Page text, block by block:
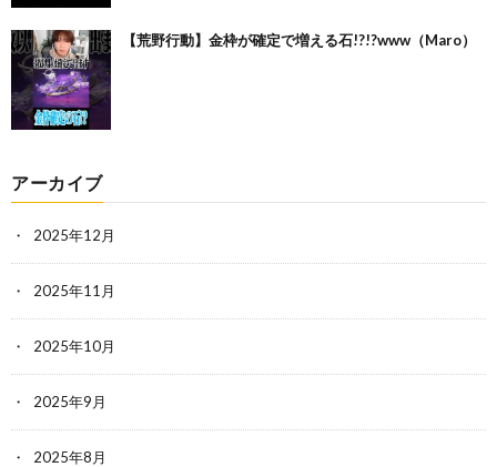
【荒野行動】金枠が確定で増える石!?!?www（Maro）
アーカイブ
2025年12月
2025年11月
2025年10月
2025年9月
2025年8月